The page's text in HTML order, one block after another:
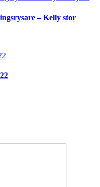
– Kelly stor